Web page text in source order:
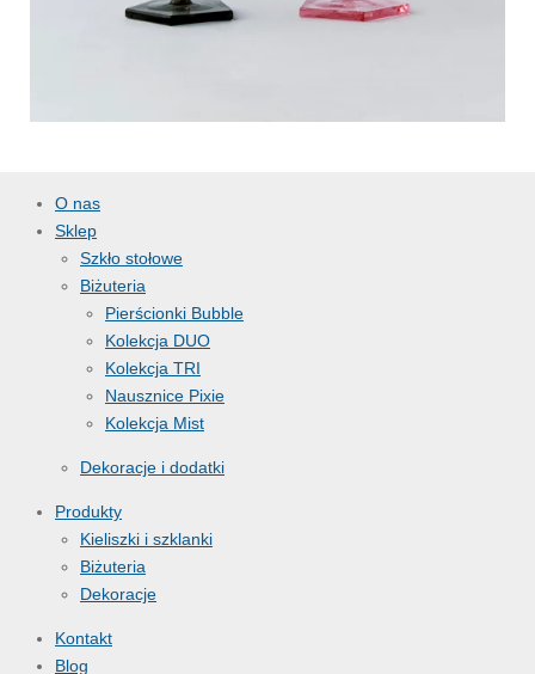
O nas
Sklep
Szkło stołowe
Biżuteria
Pierścionki Bubble
Kolekcja DUO
Kolekcja TRI
Nausznice Pixie
Kolekcja Mist
Dekoracje i dodatki
Produkty
Kieliszki i szklanki
Biżuteria
Dekoracje
Kontakt
Blog